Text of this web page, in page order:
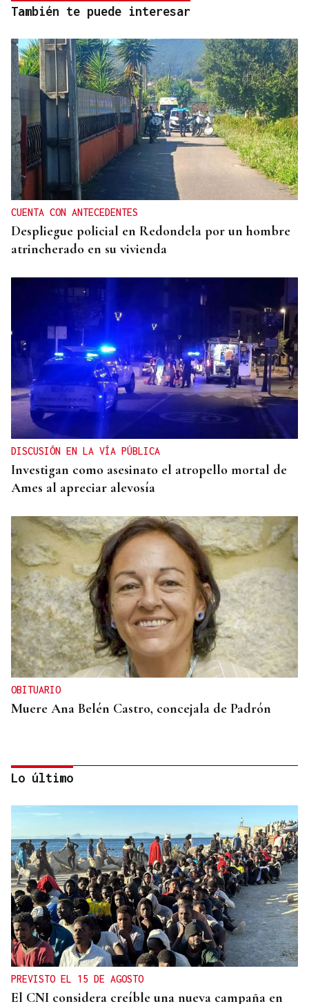
También te puede interesar
CUENTA CON ANTECEDENTES
Despliegue policial en Redondela por un hombre
atrincherado en su vivienda
DISCUSIÓN EN LA VÍA PÚBLICA
Investigan como asesinato el atropello mortal de
Ames al apreciar alevosía
OBITUARIO
Muere Ana Belén Castro, concejala de Padrón
SANIDAD PUBLICA
La atención primaria pasa a depender de las
gerencias
Lo último
PREVISTO EL 15 DE AGOSTO
El CNI considera creíble una nueva campaña en